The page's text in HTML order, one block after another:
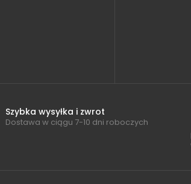
Szybka wysyłka i zwrot
Dostawa w ciągu 7-10 dni roboczych